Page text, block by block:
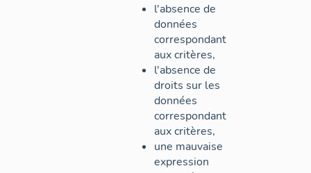
l'absence de
données
correspondant
aux critères,
l'absence de
droits sur les
données
correspondant
aux critères,
une mauvaise
expression